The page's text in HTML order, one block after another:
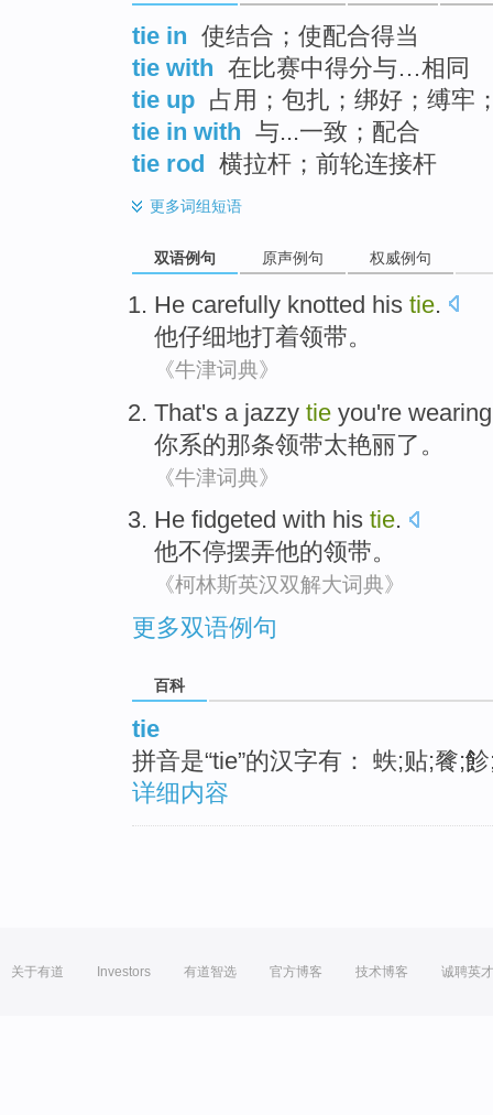
tie in 使结合；使配合得当
tie with 在比赛中得分与…相同
tie up 占用；包扎；绑好；缚牢
tie in with 与...一致；配合
tie rod 横拉杆；前轮连接杆
更多词组短语
双语例句 原声例句 权威例句
He carefully knotted his tie.
他仔细地打着领带。
《牛津词典》
That's a jazzy tie you're
你系的那条领带太艳丽了。
《牛津词典》
He fidgeted with his tie.
他不停摆弄他的领带。
《柯林斯英汉双解大词典》
更多双语例句
百科
tie
拼音是“tie”的汉字有： 蛈;贴;餮;
详细内容
关于有道 Investors 有道智选 官方博客 技术博客 诚聘英才